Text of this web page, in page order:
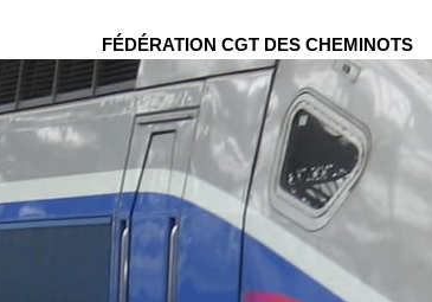
FÉDÉRATION CGT DES CHEMINOTS